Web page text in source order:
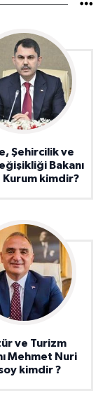
Şehircilik ve
Bakanı
kimdir?
ve Turizm
Mehmet Nuri
kimdir ?